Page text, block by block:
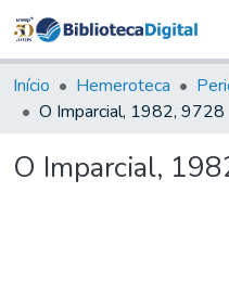
&
Início Hemeroteca
O Imparcial, 1982, 9728
O Imparcial,